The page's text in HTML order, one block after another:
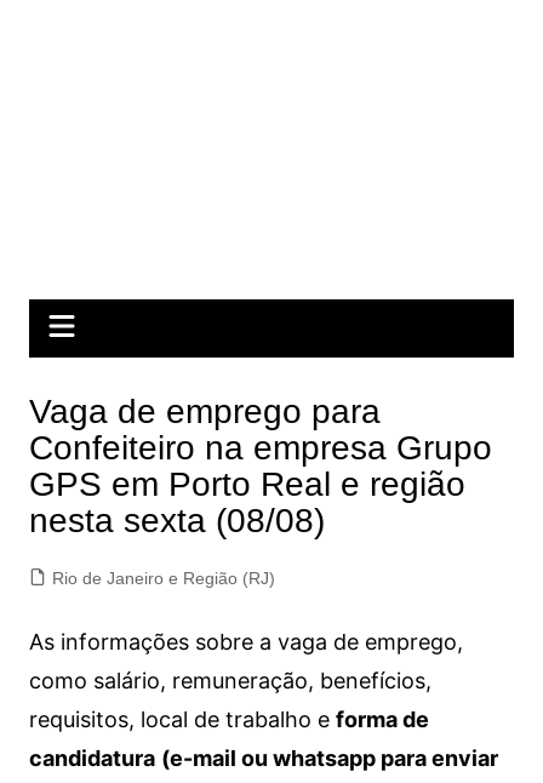
Vaga de emprego para
Confeiteiro na empresa Grupo
GPS em Porto Real e região
nesta sexta (08/08)
Rio de Janeiro e Região (RJ)
As informações sobre a vaga de emprego,
como salário, remuneração, benefícios,
requisitos, local de trabalho e forma de
candidatura (e-mail ou whatsapp para enviar